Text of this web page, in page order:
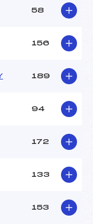
58
156
189
94
172
133
153